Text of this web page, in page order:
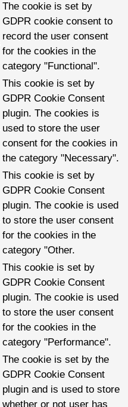
The cookie is set by
GDPR cookie consent to
record the user consent
for the cookies in the
category "Functional".
This cookie is set by
GDPR Cookie Consent
plugin. The cookies is
used to store the user
consent for the cookies in
the category "Necessary".
This cookie is set by
GDPR Cookie Consent
plugin. The cookie is used
to store the user consent
for the cookies in the
category "Other.
This cookie is set by
GDPR Cookie Consent
plugin. The cookie is used
to store the user consent
for the cookies in the
category "Performance".
The cookie is set by the
GDPR Cookie Consent
plugin and is used to store
whether or not user has